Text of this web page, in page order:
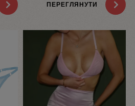
ПЕРЕГЛЯНУТИ